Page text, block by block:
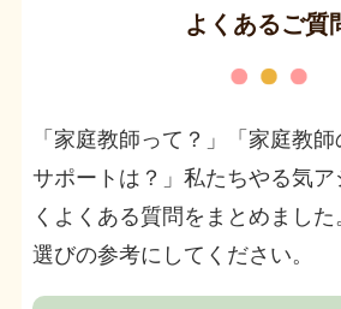
よくあるご質
「家庭教師って？」「家庭教師
サポートは？」私たちやる気
くよくある質問をまとめまし
選びの参考にしてください。